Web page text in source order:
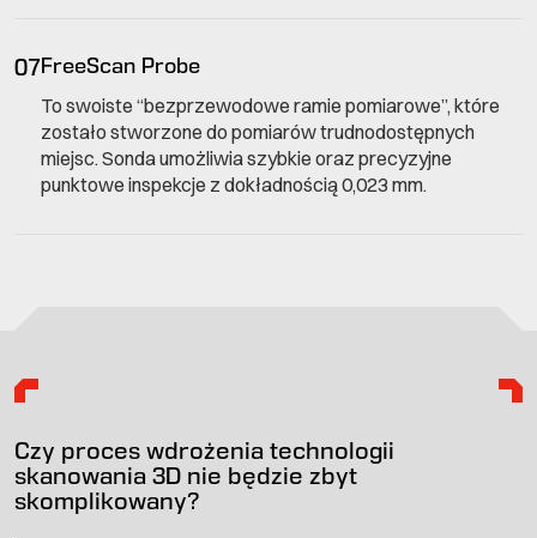
07FreeScan Probe
To swoiste “bezprzewodowe ramie pomiarowe”, które
zostało stworzone do pomiarów trudnodostępnych
miejsc. Sonda umożliwia szybkie oraz precyzyjne
punktowe inspekcje z dokładnością 0,023 mm.
Czy proces wdrożenia technologii
skanowania 3D nie będzie zbyt
skomplikowany?